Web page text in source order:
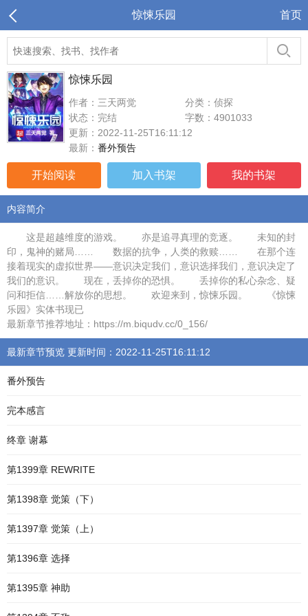
惊悚乐园 首页
惊悚乐园
作者：三天两觉
分类：侦探
状态：完结
字数：4901033
更新：2022-11-25T16:11:12
最新： 番外预告
开始阅读 加入书架 我的书架
内容简介
这是超越维度的游戏。 亦是追寻真理的竞逐。 未知的封
印，鬼神的赌局…… 数据的抗争，人类的救赎…… 在那个连
接着现实的虚拟世界——意识决定我们，意识选择我们，意识决定了
我们的意识。 现在，丢掉你的恐惧。 丢掉你的私心杂念、疑
问和拒信……解放你的思想。 欢迎来到，惊悚乐园。 《惊悚
乐园》实体书现已
最新章节推荐地址：https://m.biqudv.cc/0_156/
最新章节预览 更新时间：2022-11-25T16:11:12
番外预告
完本感言
终章 谢幕
第1399章 REWRITE
第1398章 觉策（下）
第1397章 觉策（上）
第1396章 选择
第1395章 神助